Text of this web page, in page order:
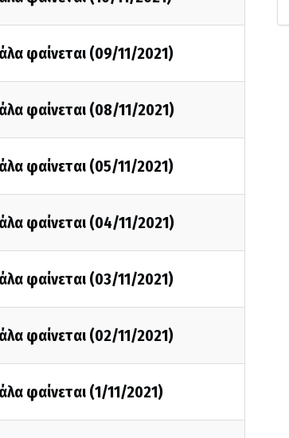
φαίνεται (09/11/2021)
φαίνεται (08/11/2021)
φαίνεται (05/11/2021)
φαίνεται (04/11/2021)
φαίνεται (03/11/2021)
φαίνεται (02/11/2021)
φαίνεται (1/11/2021)